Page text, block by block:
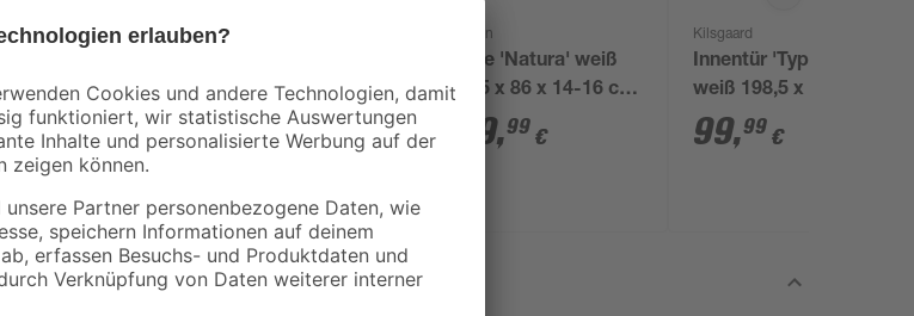
x 73,5 cm,
€
Classen
198,5 x 86 x 14-16 cm,
Linksanschlag
99,99 €
Classen
Zarge 'Natura' weiß
198,5 x 86 x 14-16 cm,
Rechtsanschlag
129,99 €
Kilsgaard
Innentür 'Typ 42/00'
weiß 198,5 x 86 cm,
Linksanschlag
99,99 €